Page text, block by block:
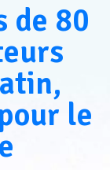
de 80
le